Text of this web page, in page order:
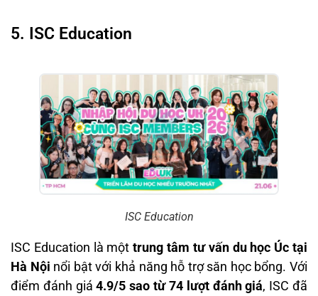
5. ISC Education
ISC Education
ISC Education là mộttrung tâm tư vấn du học Úc tại
Hà Nội nổi bật với khả năng hỗ trợ săn học bổng. Với
điểm đánh giá4.9/5 sao từ 74 lượt đánh giá, ISC đã